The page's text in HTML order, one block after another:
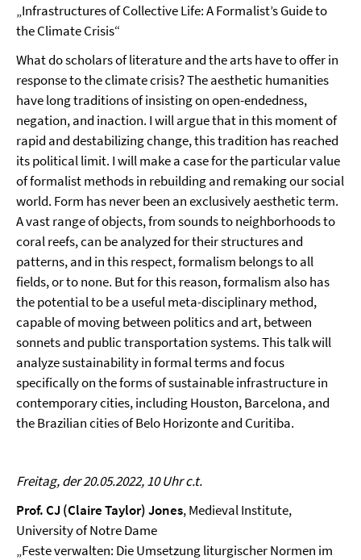
„Infrastructures of Collective Life: A Formalist’s Guide to
the Climate Crisis“
What do scholars of literature and the arts have to offer in
response to the climate crisis? The aesthetic humanities
have long traditions of insisting on open-endedness,
negation, and inaction. I will argue that in this moment of
rapid and destabilizing change, this tradition has reached
its political limit. I will make a case for the particular value
of formalist methods in rebuilding and remaking our social
world. Form has never been an exclusively aesthetic term.
A vast range of objects, from sounds to neighborhoods to
coral reefs, can be analyzed for their structures and
patterns, and in this respect, formalism belongs to all
fields, or to none. But for this reason, formalism also has
the potential to be a useful meta-disciplinary method,
capable of moving between politics and art, between
sonnets and public transportation systems. This talk will
analyze sustainability in formal terms and focus
specifically on the forms of sustainable infrastructure in
contemporary cities, including Houston, Barcelona, and
the Brazilian cities of Belo Horizonte and Curitiba.
Freitag, der 20.05.2022, 10 Uhr c.t.
Prof. CJ (Claire Taylor) Jones, Medieval Institute,
University of Notre Dame
„Feste verwalten: Die Umsetzung liturgischer Normen im